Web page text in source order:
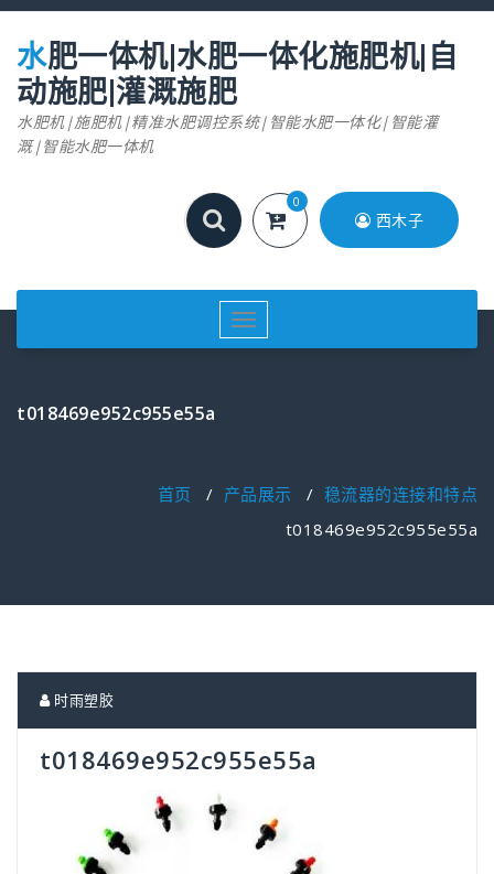
跳
水肥一体机|水肥一体化施肥机|自
动施肥|灌溉施肥
水肥机|施肥机|精准水肥调控系统|智能水肥一体化|智能灌
溉|智能水肥一体机
0
西木子
切
换
t018469e952c955e55a
首页 / 产品展示 / 稳流器的连接和特点
t018469e952c955e55a
时雨塑胶
t018469e952c955e55a